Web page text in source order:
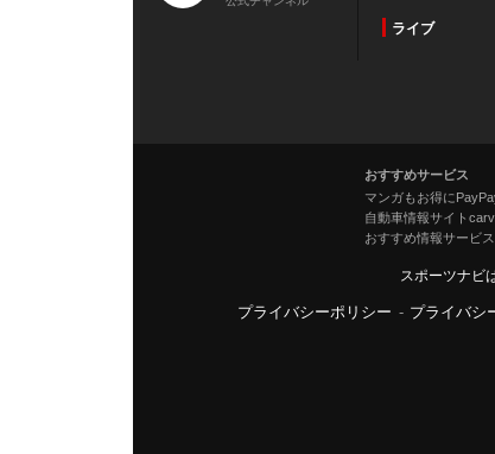
ライブ
おすすめサービス
マンガもお得に
自動車情報サイト
おすすめ情報サービス
スポーツナビ
プライバシーポリシー - プライバシ